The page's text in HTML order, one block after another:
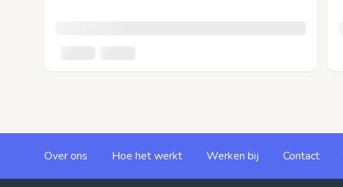
Over ons Hoe het werkt Werken bij Contact